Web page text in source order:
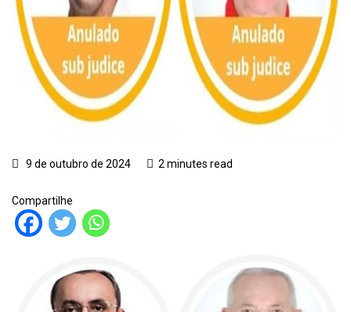
9 de outubro de 2024 2 minutes read
Compartilhe